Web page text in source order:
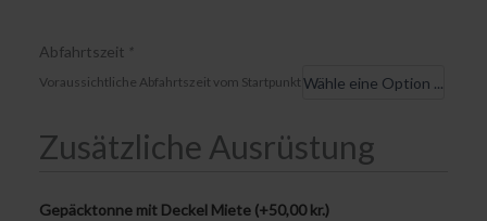
Abfahrtszeit *
Voraussichtliche Abfahrtszeit vom Startpunkt
Zusätzliche Ausrüstung
Gepäcktonne mit Deckel Miete (+50,00 kr.)